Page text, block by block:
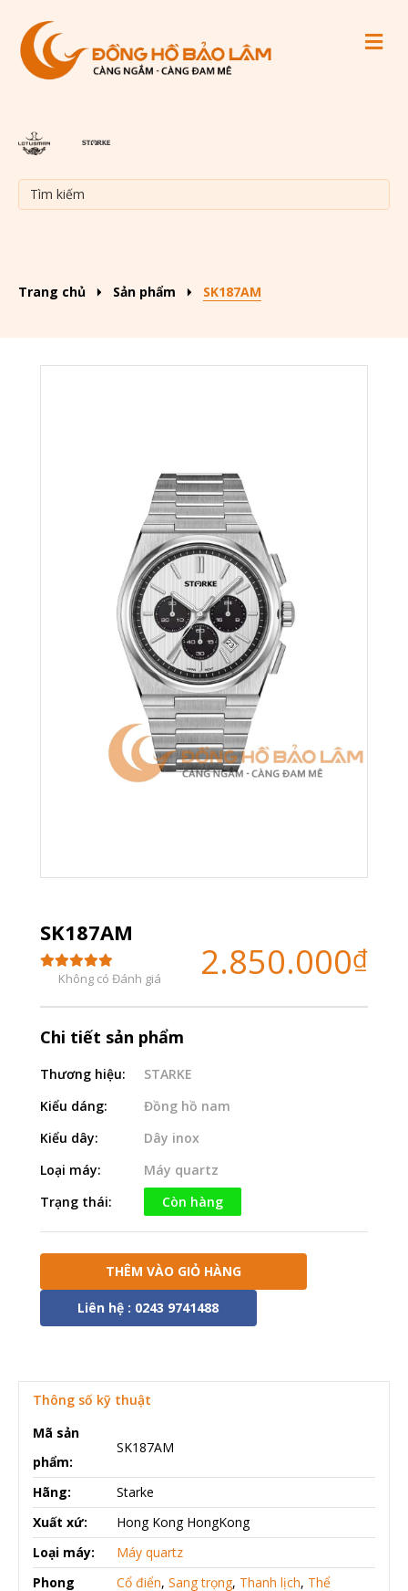
Trang chủ Sản phẩm SK187AM
SK187AM
Không có Đánh giá 2.850.000₫
Chi tiết sản phẩm
Thương hiệu:
STARKE
Kiểu dáng:
Đồng hồ nam
Kiểu dây:
Dây inox
Loại máy:
Máy quartz
Trạng thái:
Còn hàng
THÊM VÀO GIỎ HÀNG
Liên hệ : 0243 9741488
Thông số kỹ thuật
Mã sản
phẩm:
SK187AM
Hãng:
Starke
Xuất xứ:
Hong Kong HongKong
Loại máy:
Máy quartz
Phong
Cổ điển, Sang trọng, Thanh lịch, Thể